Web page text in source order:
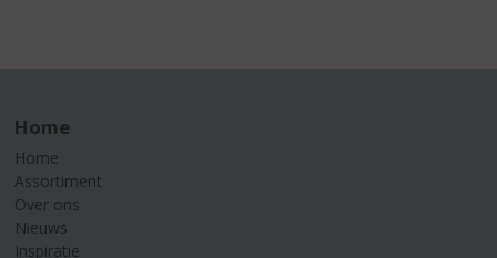
Home
Home
Assortiment
Over ons
Nieuws
Inspiratie